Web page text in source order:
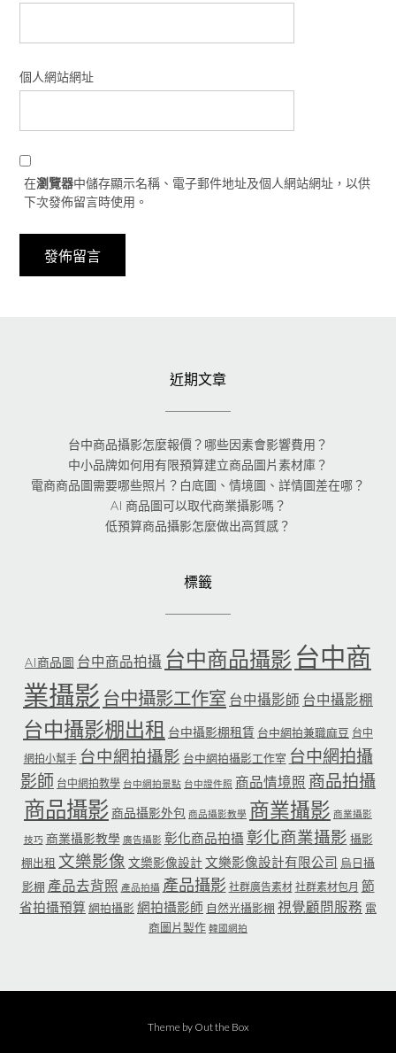
個人網站網址
在瀏覽器中儲存顯示名稱、電子郵件地址及個人網站網址，以供
下次發佈留言時使用。
近期文章
台中商品攝影怎麼報價？哪些因素會影響費用？
中小品牌如何用有限預算建立商品圖片素材庫？
電商商品圖需要哪些照片？白底圖、情境圖、詳情圖差在哪？
AI 商品圖可以取代商業攝影嗎？
低預算商品攝影怎麼做出高質感？
標籤
AI商品圖 台中商品拍攝 台中商品攝影 台中商
業攝影 台中攝影工作室 台中攝影師 台中攝影棚
台中攝影棚出租 台中攝影棚租賃 台中網拍兼職麻豆 台中
網拍小幫手 台中網拍攝影 台中網拍攝影工作室 台中網拍攝
影師 台中網拍教學 台中網拍景點 台中證件照 商品情境照 商品拍攝
商品攝影商品攝影外包 商品攝影教學 商業攝影 商業攝影
技巧 商業攝影教學 廣告攝影 彰化商品拍攝 彰化商業攝影 攝影
棚出租 文樂影像 文樂影像設計文樂影像設計有限公司 烏日攝
影棚 產品去背照 產品拍攝 產品攝影 社群廣告素材 社群素材包月 節
省拍攝預算 網拍攝影 網拍攝影師 自然光攝影棚 視覺顧問服務 電
商圖片製作 韓國網拍
Theme by Out the Box